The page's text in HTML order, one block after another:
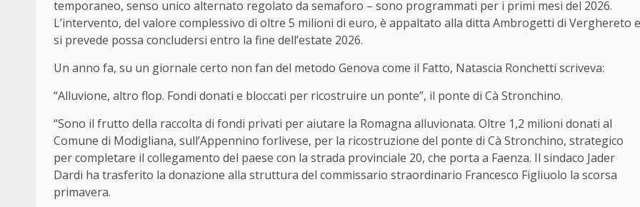
temporaneo, senso unico alternato regolato da semaforo – sono programmati per i primi mesi del 2026.
L’intervento, del valore complessivo di oltre 5 milioni di euro, è appaltato alla ditta Ambrogetti di Verghereto e
si prevede possa concludersi entro la fine dell’estate 2026.
Un anno fa, su un giornale certo non fan del metodo Genova come il Fatto, Natascia Ronchetti scriveva:
“Alluvione, altro flop. Fondi donati e bloccati per ricostruire un ponte”, il ponte di Cà Stronchino.
“Sono il frutto della raccolta di fondi privati per aiutare la Romagna alluvionata. Oltre 1,2 milioni donati al
Comune di Modigliana, sull’Appennino forlivese, per la ricostruzione del ponte di Cà Stronchino, strategico
per completare il collegamento del paese con la strada provinciale 20, che porta a Faenza. Il sindaco Jader
Dardi ha trasferito la donazione alla struttura del commissario straordinario Francesco Figliuolo la scorsa
primavera.